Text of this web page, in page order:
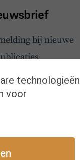
bij nieuwe
technologieën
voor